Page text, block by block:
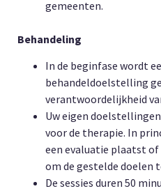
gemeenten.
Behandeling
In de beginfase wordt
behandeldoelstelling
verantwoordelijkheid
Uw eigen
voor de therapie. In
een evaluatie plaatst
om de gestelde doelen
De sessies duren 50